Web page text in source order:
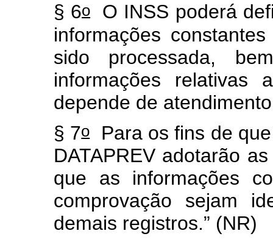
§ 6oO INSS poderá
informações
sido processada,
informações relativas
depende de
§ 7oPara os fins de
DATAPREV adotarão
que as informações
comprovação sejam
demais registros.” (NR)